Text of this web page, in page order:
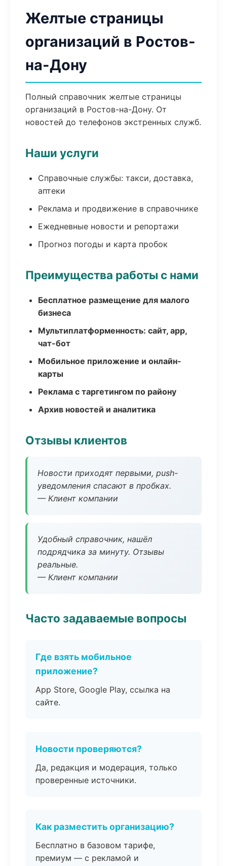
Желтые страницы
организаций в Ростов-
на-Дону
Полный справочник желтые страницы
организаций в Ростов-на-Дону. От
новостей до телефонов экстренных служб.
Наши услуги
Справочные службы: такси, доставка,
аптеки
Реклама и продвижение в справочнике
Ежедневные новости и репортажи
Прогноз погоды и карта пробок
Преимущества работы с нами
Бесплатное размещение для малого
бизнеса
Мультиплатформенность: сайт, app,
чат-бот
Мобильное приложение и онлайн-
карты
Реклама с таргетингом по району
Архив новостей и аналитика
Отзывы клиентов
Новости приходят первыми, push-
уведомления спасают в пробках.
— Клиент компании
Удобный справочник, нашёл
подрядчика за минуту. Отзывы
реальные.
— Клиент компании
Часто задаваемые вопросы
Где взять мобильное
приложение?
App Store, Google Play, ссылка на
сайте.
Новости проверяются?
Да, редакция и модерация, только
проверенные источники.
Как разместить организацию?
Бесплатно в базовом тарифе,
премиум — с рекламой и